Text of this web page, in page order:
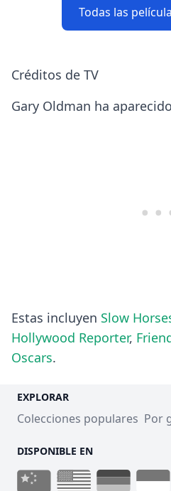
Todas las
Créditos de TV
Gary Oldman ha
Estas incluyen Slow
Hollywood Reporter,
Oscars.
EXPLORAR
Colecciones populares Por
DISPONIBLE EN